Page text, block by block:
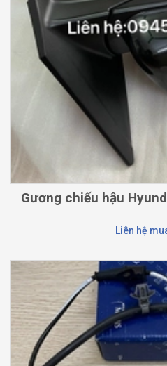
Gương chiếu hậu
Liên hệ